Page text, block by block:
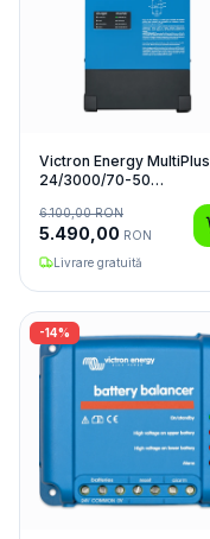
Victron Energy MultiPlus
24/3000/70-50
6.100,00RON
5.490,00 RON
Livrare gratuită
-14%